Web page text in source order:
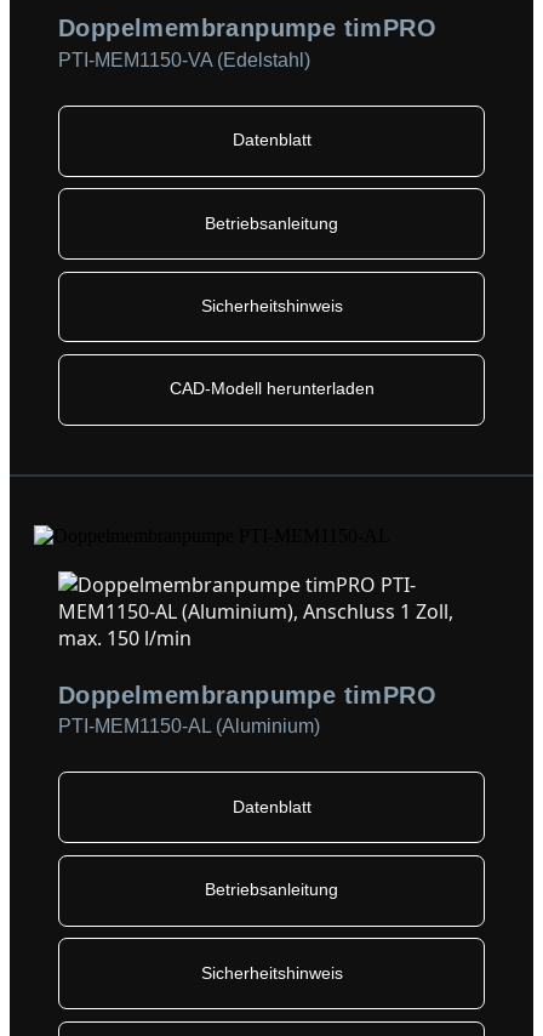
Doppelmembranpumpe timPRO
PTI-MEM1150-VA (Edelstahl)
Datenblatt
Betriebsanleitung
Sicherheitshinweis
CAD-Modell herunterladen
Doppelmembranpumpe timPRO
PTI-MEM1150-AL (Aluminium)
Datenblatt
Betriebsanleitung
Sicherheitshinweis